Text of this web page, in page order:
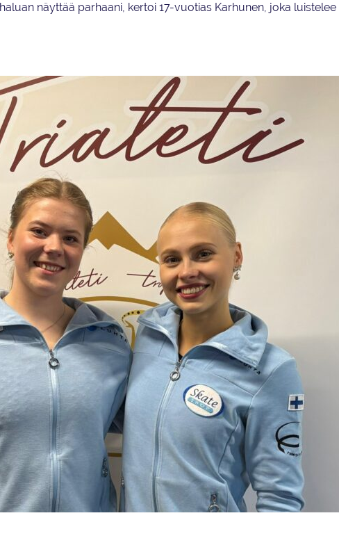
näyttää parhaani, kertoi 17-vuotias Karhunen, joka